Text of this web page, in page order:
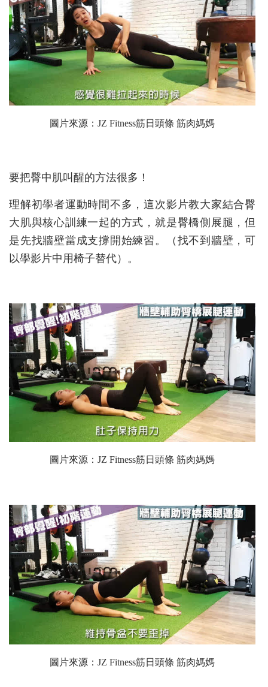
圖片來源：JZ Fitness筋日頭條 筋肉媽媽
要把臀中肌叫醒的方法很多！
理解初學者運動時間不多，這次影片教大家結合臀
大肌與核心訓練一起的方式，就是臀橋側展腿，但
是先找牆壁當成支撐開始練習。（找不到牆壁，可
以學影片中用椅子替代）。
圖片來源：JZ Fitness筋日頭條 筋肉媽媽
圖片來源：JZ Fitness筋日頭條 筋肉媽媽